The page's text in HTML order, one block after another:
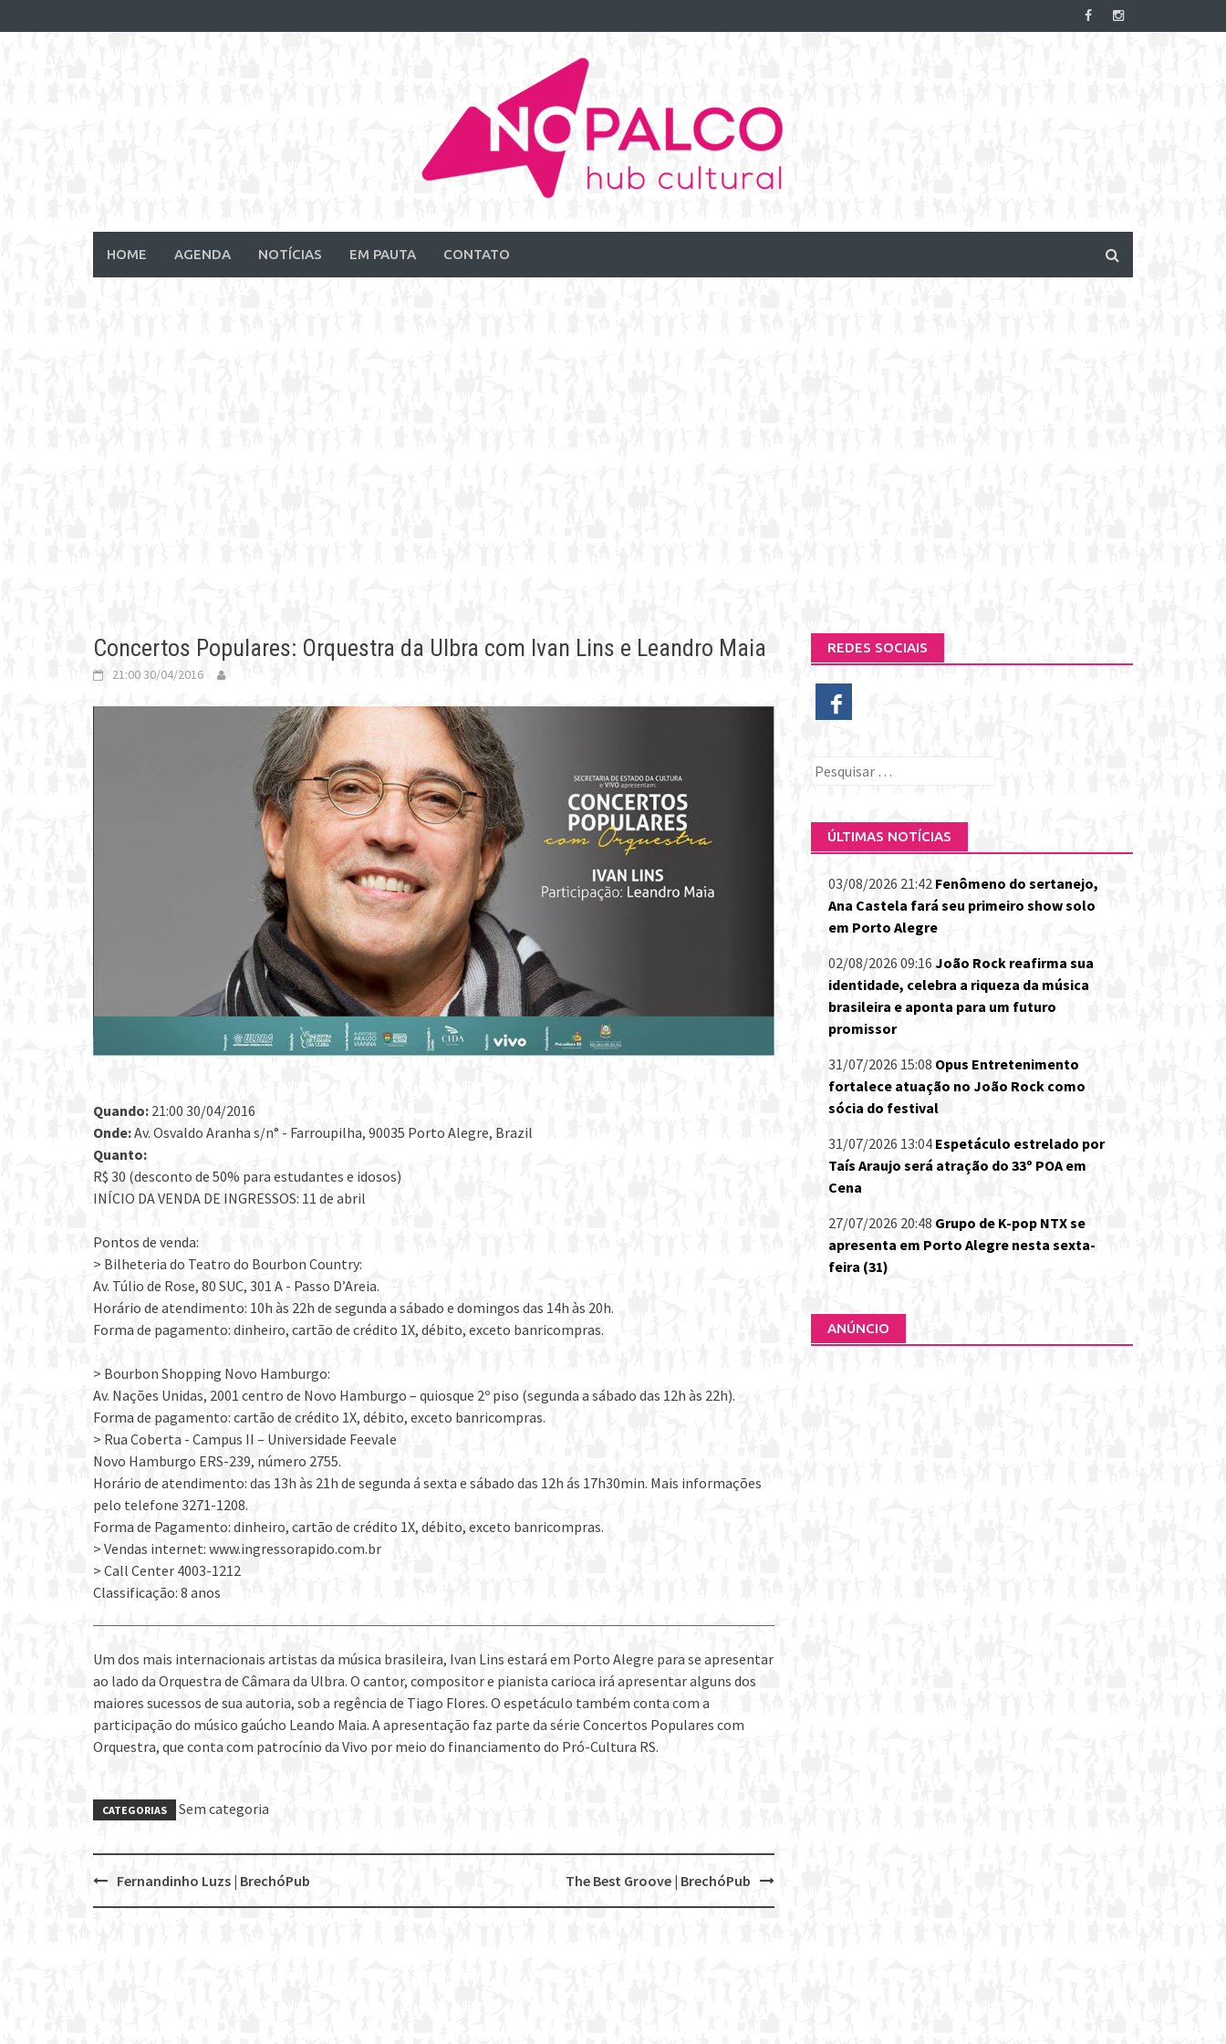
to
HOME AGENDA NOTÍCIAS EM PAUTA CONTATO
Concertos Populares: Orquestra da Ulbra com Ivan Lins e Leandro Maia
21:00 30/04/2016
Quando: 21:00 30/04/2016
Onde:Av. Osvaldo Aranha s/n° - Farroupilha, 90035 Porto Alegre, Brazil
Quanto:
R$ 30 (desconto de 50% para estudantes e idosos)
INÍCIO DA VENDA DE INGRESSOS: 11 de abril
Pontos de venda:
> Bilheteria do Teatro do Bourbon Country:
Av. Túlio de Rose, 80 SUC, 301 A - Passo D’Areia.
Horário de atendimento: 10h às 22h de segunda a sábado e domingos das 14h às 20h.
Forma de pagamento: dinheiro, cartão de crédito 1X, débito, exceto banricompras.
> Bourbon Shopping Novo Hamburgo:
Av. Nações Unidas, 2001 centro de Novo Hamburgo – quiosque 2º piso (segunda a sábado das 12h às 22h).
Forma de pagamento: cartão de crédito 1X, débito, exceto banricompras.
> Rua Coberta - Campus II – Universidade Feevale
Novo Hamburgo ERS-239, número 2755.
Horário de atendimento: das 13h às 21h de segunda á sexta e sábado das 12h ás 17h30min. Mais informações
pelo telefone 3271-1208.
Forma de Pagamento: dinheiro, cartão de crédito 1X, débito, exceto banricompras.
> Vendas internet: www.ingressorapido.com.br
> Call Center 4003-1212
Classificação: 8 anos
Um dos mais internacionais artistas da música brasileira, Ivan Lins estará em Porto Alegre para se apresentar
ao lado da Orquestra de Câmara da Ulbra. O cantor, compositor e pianista carioca irá apresentar alguns dos
maiores sucessos de sua autoria, sob a regência de Tiago Flores. O espetáculo também conta com a
participação do músico gaúcho Leando Maia. A apresentação faz parte da série Concertos Populares com
Orquestra, que conta com patrocínio da Vivo por meio do financiamento do Pró-Cultura RS.
CATEGORIAS Sem categoria
Post
The Best Groove | BrechóPub
Fernandinho Luzs | BrechóPub
REDES SOCIAIS
Pesquisar
ÚLTIMAS NOTÍCIAS
03/08/2026 21:42 Fenômeno do sertanejo,
Ana Castela fará seu primeiro show solo
em Porto Alegre
02/08/2026 09:16 João Rock reafirma sua
identidade, celebra a riqueza da música
brasileira e aponta para um futuro
promissor
31/07/2026 15:08 Opus Entretenimento
fortalece atuação no João Rock como
sócia do festival
31/07/2026 13:04 Espetáculo estrelado por
Taís Araujo será atração do 33º POA em
Cena
27/07/2026 20:48 Grupo de K-pop NTX se
apresenta em Porto Alegre nesta sexta-
feira (31)
ANÚNCIO